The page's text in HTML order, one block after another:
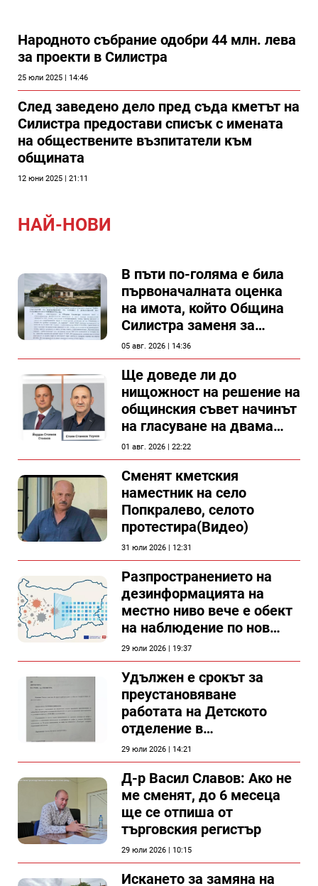
Народното събрание одобри 44 млн. лева
за проекти в Силистра
25 юли 2025 | 14:46
След заведено дело пред съда кметът на
Силистра предостави списък с имената
на обществените възпитатели към
общината
12 юни 2025 | 21:11
НАЙ-НОВИ
В пъти по-голяма е била
първоначалната оценка
на имота, който Община
Силистра заменя за
спирка, показват
документи
05 авг. 2026 | 14:36
Ще доведе ли до
нищожност на решение на
общинския съвет начинът
на гласуване на двама
съветници в Силистра?
01 авг. 2026 | 22:22
Сменят кметския
наместник на село
Попкралево, селото
протестира(Видео)
31 юли 2026 | 12:31
Разпространението на
дезинформацията на
местно ниво вече е обект
на наблюдение по нов
проект
29 юли 2026 | 19:37
Удължен е срокът за
преустановяване
работата на Детското
отделение в
силистренската болница
29 юли 2026 | 14:21
Д-р Васил Славов: Ако не
ме сменят, до 6 месеца
ще се отпиша от
търговския регистър
29 юли 2026 | 10:15
Искането за замяна на